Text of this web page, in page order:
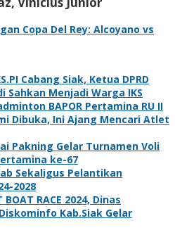
Copa Del Rey: Alcoyano vs
Cabang Siak, Ketua DPRD
Sahkan Menjadi Warga IKS
BAPOR Pertamina RU II
Dibuka, Ini Ajang Mencari Atlet
Pakning Gelar Turnamen Voli
ke-67
Sekaligus Pelantikan
2028
RACE 2024, Dinas
Kab.Siak Gelar